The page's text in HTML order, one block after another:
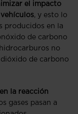
el impacto
, y esto lo
producidos en la
de carbono
no
de carbono
la reacción
gases pasan a